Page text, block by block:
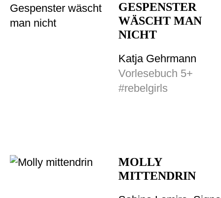
GESPENSTER
WÄSCHT MAN
NICHT
Katja Gehrmann
Vorlesebuch 5+
#rebelgirls
MOLLY
MITTENDRIN